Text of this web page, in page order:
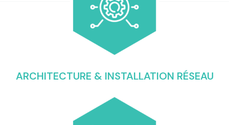
ARCHITECTURE & INSTALLATION RÉSEAU